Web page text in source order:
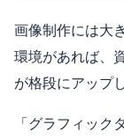
画像制作には大
環境があれば、
が格段にアップ
「グラフィック